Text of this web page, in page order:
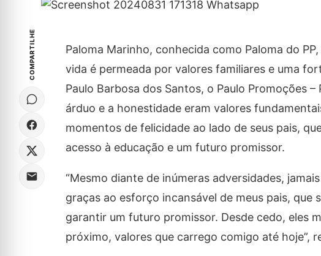
COMPARTILHE
Paloma Marinho, conhecida como Paloma do
vida é permeada por valores familiares e uma
Paulo Barbosa dos Santos, o Paulo Promoções
árduo e a honestidade eram valores
momentos de felicidade ao lado de seus pais,
acesso à educação e um futuro promissor.
“Mesmo diante de inúmeras adversidades,
graças ao esforço incansável de meus pais, que
garantir um futuro promissor. Desde cedo, eles
próximo, valores que carrego comigo até hoje”,